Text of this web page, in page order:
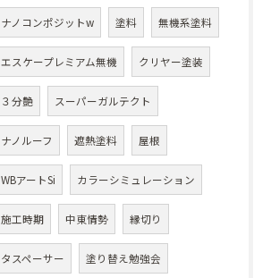
ナノコンポジットw 塗料 無機系塗料
エスケープレミアム無機 クリヤー塗装
３分艶 スーパーガルテクト
ナノルーフ 遮熱塗料 屋根
WBアートSi カラーシミュレーション
施工時期 中東情勢 縁切り
タスペーサー 塗り替え勉強会